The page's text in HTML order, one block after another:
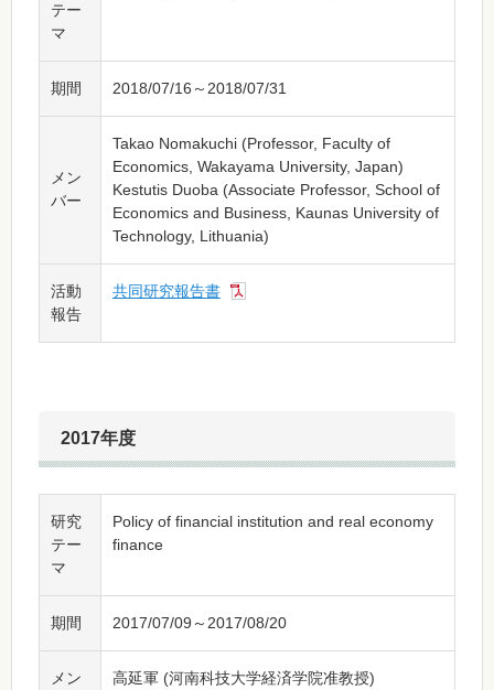
テー
マ
期間 2018/07/16～2018/07/31
メン
バー
Takao Nomakuchi (Professor, Faculty of
Economics, Wakayama University, Japan)
Kestutis Duoba (Associate Professor, School of
Economics and Business, Kaunas University of
Technology, Lithuania)
活動
報告
共同研究報告書
2017年度
研究
テー
マ
Policy of financial institution and real economy
finance
期間 2017/07/09～2017/08/20
メン
高延軍 (河南科技大学経済学院准教授)